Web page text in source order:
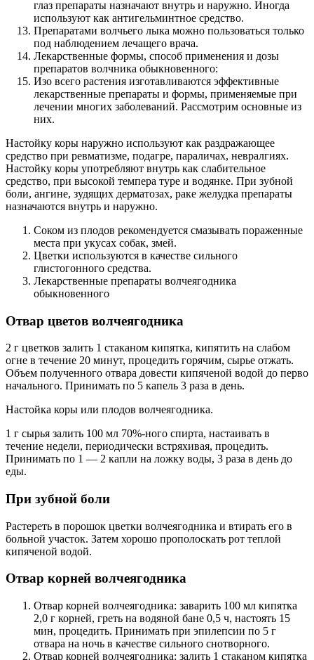
глаз препараты назначают внутрь и наружно. Иногда
используют как антигельминтное средство.
Препаратами волчьего лыка можно пользоваться только
под наблюдением лечащего врача.
Лекарственные формы, способ применения и дозы
препаратов волчника обыкновенного:
Изо всего растения изготавливаются эффективные
лекарственные препараты и формы, применяемые при
лечении многих заболеваний. Рассмотрим основные из
них.
Настойку коры наружно используют как раздражающее
средство при ревматизме, подагре, параличах, невралгиях.
Настойку коры употребляют внутрь как слабительное
средство, при высокой темпера туре и водянке. При зубной
боли, ангине, зудящих дерматозах, раке желудка препараты
назначаются внутрь и наружно.
Соком из плодов рекомендуется смазывать пораженные
места при укусах собак, змей.
Цветки используются в качестве сильного
глистогонного средства.
Лекарственные препараты волчеягодника
обыкновенного
Отвар цветов волчеягодника
2 г цветков залить 1 стаканом кипятка, кипятить на слабом
огне в течение 20 минут, процедить горячим, сырье отжать.
Объем полученного отвара довести кипяченой водой до перво
начального. Принимать по 5 капель 3 раза в день.
Настойка коры или плодов волчеягодника.
1 г сырья залить 100 мл 70%-ного спирта, настаивать в
течение недели, периодически встряхивая, процедить.
Принимать по 1 — 2 капли на ложку воды, 3 раза в день до
еды.
При зубной боли
Растереть в порошок цветки волчеягодника и втирать его в
больной участок. Затем хорошо прополоскать рот теплой
кипяченой водой.
Отвар корней волчеягодника
Отвар корней волчеягодника: заварить 100 мл кипятка
2,0 г корней, греть на водяной бане 0,5 ч, настоять 15
мин, процедить. Принимать при эпилепсии по 5 г
отвара на ночь в качестве сильного снотворного.
Отвар корней волчеягодника: залить 1 стаканом кипятка